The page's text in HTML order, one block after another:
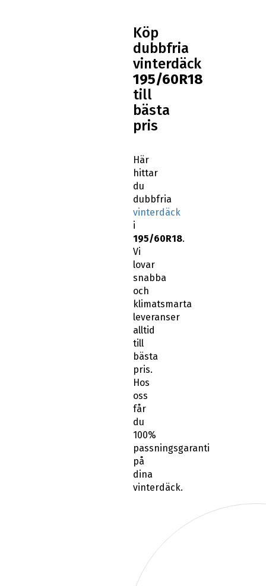
Köp
dubbfria
vinterdäck
195/60R18
till
bästa
pris
Här
hittar
du
dubbfria
vinterdäck
i
195/60R18.
Vi
lovar
snabba
och
klimatsmarta
leveranser
alltid
till
bästa
pris.
Hos
oss
får
du
100%
passningsgaranti
på
dina
vinterdäck.